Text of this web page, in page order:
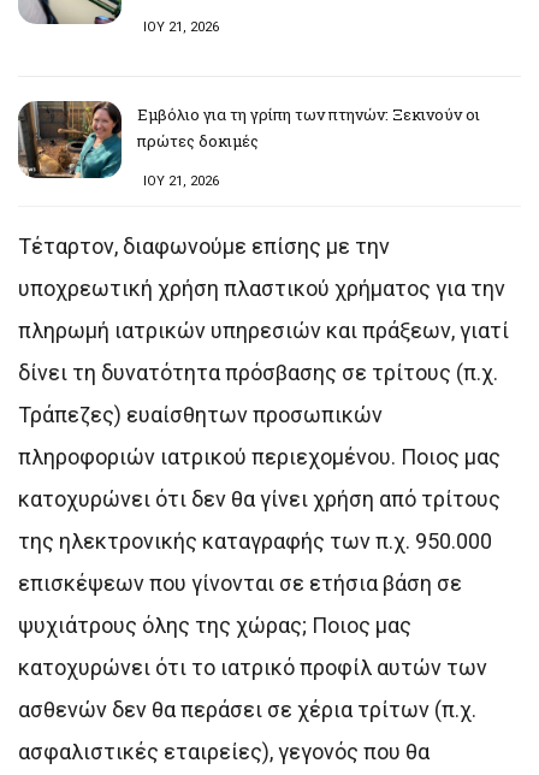
ΙΟΥ 21, 2026
Εμβόλιο για τη γρίπη των πτηνών: Ξεκινούν οι
πρώτες δοκιμές
ΙΟΥ 21, 2026
Τέταρτον, διαφωνούμε επίσης με την
υποχρεωτική χρήση πλαστικού χρήματος για την
πληρωμή ιατρικών υπηρεσιών και πράξεων, γιατί
δίνει τη δυνατότητα πρόσβασης σε τρίτους (π.χ.
Τράπεζες) ευαίσθητων προσωπικών
πληροφοριών ιατρικού περιεχομένου. Ποιος μας
κατοχυρώνει ότι δεν θα γίνει χρήση από τρίτους
της ηλεκτρονικής καταγραφής των π.χ. 950.000
επισκέψεων που γίνονται σε ετήσια βάση σε
ψυχιάτρους όλης της χώρας; Ποιος μας
κατοχυρώνει ότι το ιατρικό προφίλ αυτών των
ασθενών δεν θα περάσει σε χέρια τρίτων (π.χ.
ασφαλιστικές εταιρείες), γεγονός που θα